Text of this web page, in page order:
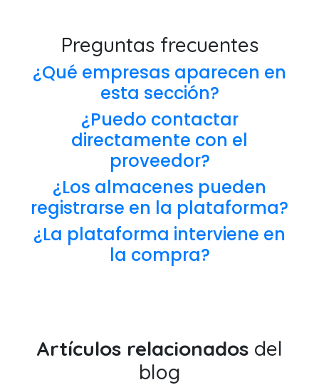
Preguntas frecuentes
¿Qué empresas aparecen en
esta sección?
¿Puedo contactar
directamente con el
proveedor?
¿Los almacenes pueden
registrarse en la plataforma?
¿La plataforma interviene en
la compra?
Artículos relacionados del
blog